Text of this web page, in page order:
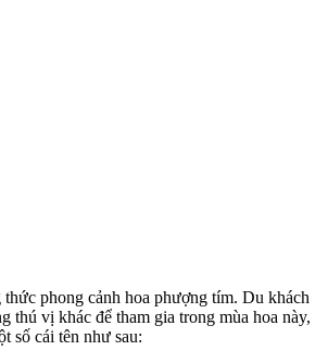
phong cảnh hoa phượng tím. Du khách
thú vị khác để tham gia trong mùa hoa này,
số cái tên như sau: